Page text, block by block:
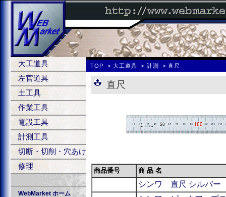
大工道具
左官道具
土工具
作業工具
電設工具
計測工具
切断・切削・穴あけ
修理
WebMarket ホーム
TOP 大工道具 計測 直尺
直尺
商品番号 商 品 名
シンワ 直尺 シルバー